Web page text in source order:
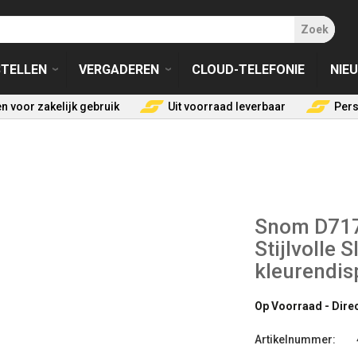
Zoek
VERGADEREN CLOUD-TELEFONIE
voor zakelijk gebruik Uit voorraad leverbaar
Snom
Stijlvolle
Op Voorraad -
Artikelnummer: